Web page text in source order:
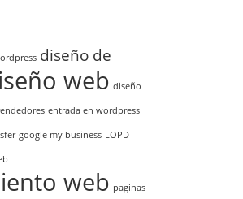
diseño de
web diseño
entrada en wordpress
google my business LOPD
web paginas